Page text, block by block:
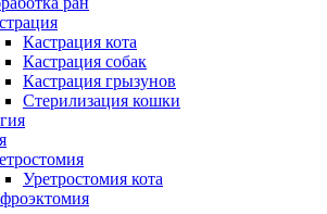
Кастрация кота
Кастрация собак
Кастрация грызунов
Стерилизация кошки
Уретростомия кота